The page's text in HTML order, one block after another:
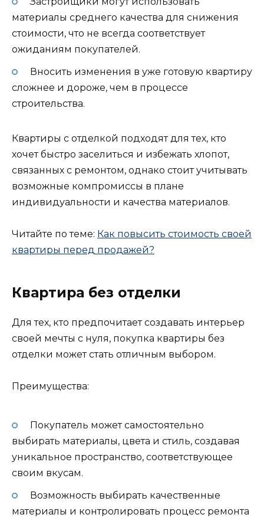
материалы среднего качества для снижения
стоимости, что не всегда соответствует
ожиданиям покупателей.
Вносить изменения в уже готовую квартиру
сложнее и дороже, чем в процессе
строительства.
Квартиры с отделкой подходят для тех, кто
хочет быстро заселиться и избежать хлопот,
связанных с ремонтом, однако стоит учитывать
возможные компромиссы в плане
индивидуальности и качества материалов.
Читайте по теме: Как повысить стоимость своей
квартиры перед продажей?
Квартира без отделки
Для тех, кто предпочитает создавать интерьер
своей мечты с нуля, покупка квартиры без
отделки может стать отличным выбором.
Преимущества:
Покупатель может самостоятельно
выбирать материалы, цвета и стиль, создавая
уникальное пространство, соответствующее
своим вкусам.
Возможность выбирать качественные
материалы и контролировать процесс ремонта